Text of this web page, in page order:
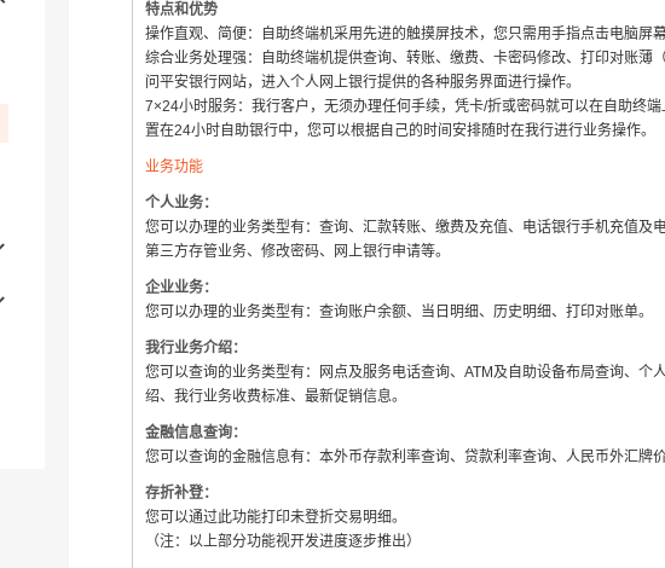
特点和优势
操作直观、简便：自助终端机采用先进的触摸屏技术，您只需用手指点击电脑屏
综合业务处理强：自助终端机提供查询、转账、缴费、卡密码修改、打印对账
问平安银行网站，进入个人网上银行提供的各种服务界面进行操作。
7×24小时服务：我行客户，无须办理任何手续，凭卡/折或密码就可以在自助终
置在24小时自助银行中，您可以根据自己的时间安排随时在我行进行业务操作。
业务功能
个人业务：
您可以办理的业务类型有：查询、汇款转账、缴费及充值、电话银行手机充值及
第三方存管业务、修改密码、网上银行申请等。
企业业务：
您可以办理的业务类型有：查询账户余额、当日明细、历史明细、打印对账单。
我行业务介绍：
您可以查询的业务类型有：网点及服务电话查询、ATM及自助设备布局查询、
绍、我行业务收费标准、最新促销信息。
金融信息查询：
您可以查询的金融信息有：本外币存款利率查询、贷款利率查询、人民币外汇牌
存折补登：
您可以通过此功能打印未登折交易明细。
（注：以上部分功能视开发进度逐步推出）